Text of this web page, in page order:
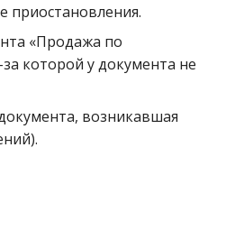
приостановления.
«Продажа по
которой у документа не
возникавшая